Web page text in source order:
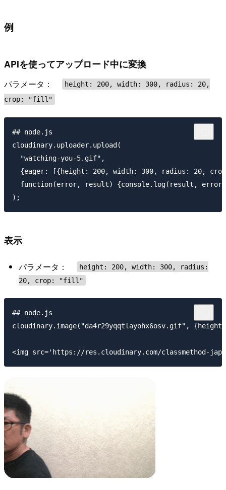
例
APIを使ってアップロード中に変換
パラメータ：
height: 200, width: 300, radius: 20,
crop: "fill"
## node.js
cloudinary.uploader.upload(
  "watching-you-5.gif",
{eager: [{height: 200, width: 300, radius: 20,
function(error, result) {console.log(result,
表示
パラメータ：
height: 200, width: 300, radius:
20, crop: "fill"
## node.js
cloudinary.image("da4r29yqqtlayohx6osv.gif",